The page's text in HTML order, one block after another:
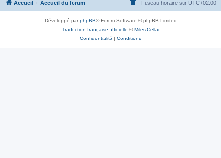
Accueil Accueil du forum Fuseau horaire sur UTC+02:00
Développé parphpBB® Forum Software © phpBB Limited
Traduction française officielle ©Miles Cellar
Confidentialité | Conditions